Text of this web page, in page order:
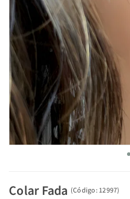
Colar Fada (Código: 12997)